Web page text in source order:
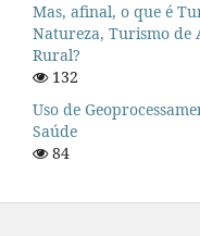
Mas, afinal, o que é
Natureza, Turismo de
Rural?
132
Uso de
Saúde
84